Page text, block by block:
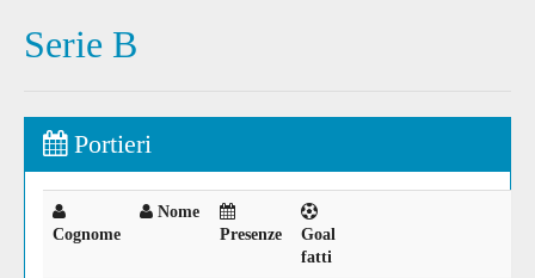
Serie B
Portieri
Cognome
Nome
Presenze
Goal
fatti